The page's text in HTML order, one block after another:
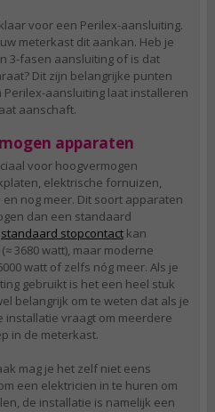
voor een Perilex-aansluiting.
meterkast dit aankan. Heb je
3-fasen aansluiting of is dat
Dit zijn belangrijke punten
aansluiting laat installeren
aanschaft.
apparaten
voor hoogvermogen
elektrische fornuizen,
nog meer. Dit soort apparaten
dan een standaard
standaard stopcontact kan
3680 watt), maar moderne
watt of zelfs nóg meer. Als je
gebruikt is het een heel stuk
belangrijk om te weten dat als je
installatie vraagt om meerdere
in de meterkast.
mag je het zelf niet eens
een elektricien in te huren om
de installatie is namelijk een